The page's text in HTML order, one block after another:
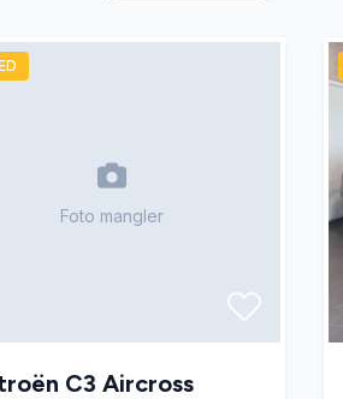
Foto mangler
C3 Aircross